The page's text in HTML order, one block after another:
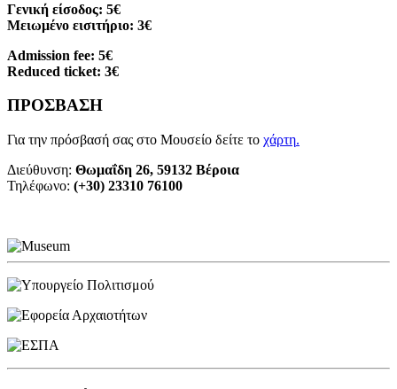
Γενική είσοδος: 5€
Μειωμένο εισιτήριο: 3€
Admission fee: 5€
Reduced ticket: 3€
ΠΡΟΣΒΑΣΗ
Για την πρόσβασή σας στο Μουσείο δείτε το χάρτη.
Διεύθυνση: Θωμαΐδη 26, 59132 Βέροια
Τηλέφωνο: (+30) 23310 76100